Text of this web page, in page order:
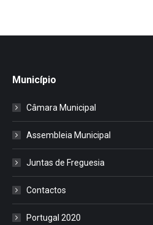
Município
Câmara Municipal
Assembleia Municipal
Juntas de Freguesia
Contactos
Portugal 2020